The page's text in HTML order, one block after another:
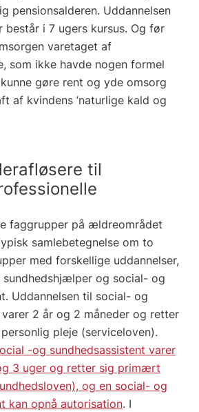
pensionsalderen. Uddannelsen
i 7 ugers kursus. Og før
varetaget af
som ikke havde nogen formel
gøre rent og yde omsorg
af kvindens ’naturlige kald og
til
faggrupper på ældreområdet
typisk samlebetegnelse om to
med forskellige uddannelser,
og social- og
Uddannelsen til social- og
2 år og 2 måneder og retter
pleje (serviceloven).
-og sundhedsassistent varer
3 uger og retter sig primært
og en social- og
kan opnå autorisation. I